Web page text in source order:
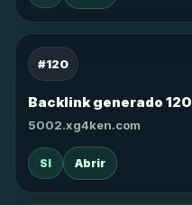
#120
Backlink generado 120
5002.xg4ken.com
SI Abrir